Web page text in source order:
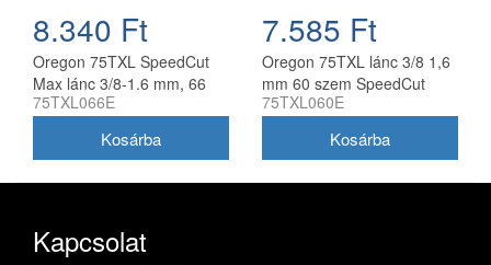
8.340 Ft
Oregon 75TXL SpeedCut
Max lánc 3/8-1.6 mm, 66
szem
75TXL066E
7.585 Ft
Oregon 75TXL lánc 3/8 1,6
mm 60 szem SpeedCut
Max
75TXL060E
Kapcsolat